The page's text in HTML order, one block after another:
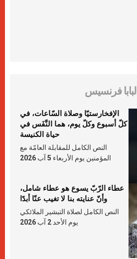
البابا فرنسيس
الإفخارستيّا وصلاة السّاعات، في
كلّ أسبوع وكلّ يوم، هما النَّفَس في
حياة الكنيسة
النص الكامل للمقابلة العامّة مع
المؤمنين يوم الأربعاء 5 آب 2026
عطاء الرّبّ يسوع هو عطاء شامل،
وأنّ عنايته بنا لا تغيب عنّا أبدًا
النص الكامل لصلاة التبشير الملائكي
يوم الأحد 2 آب 2026